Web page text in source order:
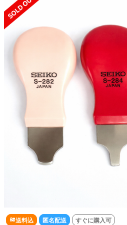
送料込 匿名配送 すぐに購入可